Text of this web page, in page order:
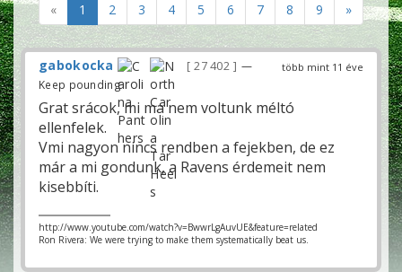
« 1 2 3 4 5 6 7 8 9 »
több mint 11 éve
gabokocka 27 402
—
Keep pounding
Grat srácok, mi ma nem voltunk méltó
ellenfelek.
Vmi nagyon nincs rendben a fejekben, de ez
már a mi gondunk, a Ravens érdemeit nem
kisebbíti.
http://www.youtube.com/watch?v=BwwrLgAuvUE&feature=related
Ron Rivera: We were trying to make them systematically beat us.